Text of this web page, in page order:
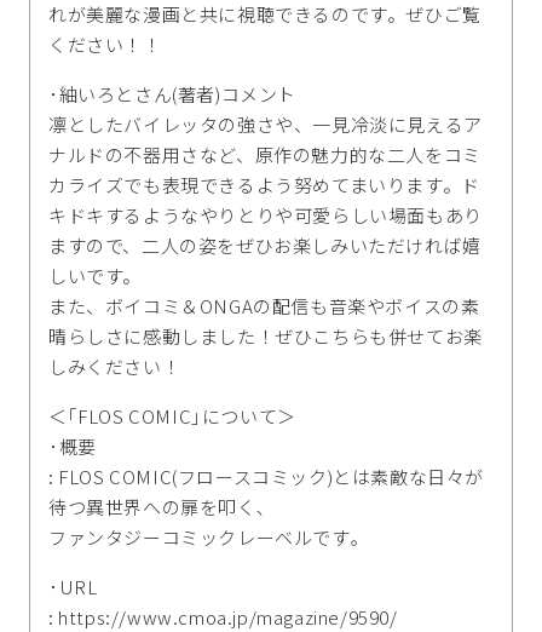
れが美麗な漫画と共に視聴できるのです。ぜひご覧
ください！！
･紬いろとさん(著者)コメント
凛としたバイレッタの強さや、一見冷淡に見えるア
ナルドの不器用さなど、原作の魅力的な二人をコミ
カライズでも表現できるよう努めてまいります。ド
キドキするようなやりとりや可愛らしい場面もあり
ますので、二人の姿をぜひお楽しみいただければ嬉
しいです。
また、ボイコミ＆ONGAの配信も音楽やボイスの素
晴らしさに感動しました！ぜひこちらも併せてお楽
しみください！
＜｢FLOS COMIC｣について＞
･概要
: FLOS COMIC(フロースコミック)とは素敵な日々が
待つ異世界への扉を叩く､
ファンタジーコミックレーベルです｡
･URL
: https://www.cmoa.jp/magazine/9590/